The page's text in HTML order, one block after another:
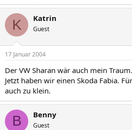
HERZLICHEN GLÜCKWUNSCH ZUM
:respekt
K Katrin
Guest
17 Januar 2004
Der VW Sharan wär auch mein
Jetzt haben wir einen Skoda Fabia.
auch zu klein.
B Benny
Guest